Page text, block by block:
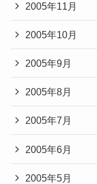
2005年11月
2005年10月
2005年9月
2005年8月
2005年7月
2005年6月
2005年5月